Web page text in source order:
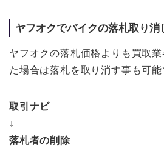
ヤフオクでバイクの落札取り消
ヤフオクの落札価格よりも買取
た場合は落札を取り消す事も可能
取引ナビ
↓
落札者の削除